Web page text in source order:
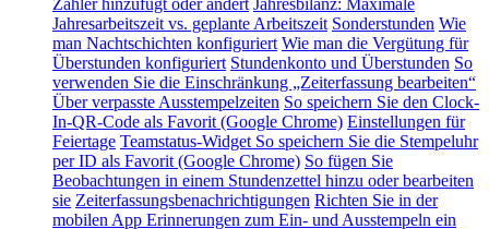
Jahresarbeitszeit vs. geplante Arbeitszeit Sonderstunden Wie
man Nachtschichten konfiguriert Wie man die Vergütung für
Überstunden konfiguriert Stundenkonto und Überstunden So
verwenden Sie die Einschränkung „Zeiterfassung bearbeiten“
Über verpasste Ausstempelzeiten So speichern Sie den Clock-
In-QR-Code als Favorit (Google Chrome) Einstellungen für
Feiertage Teamstatus-Widget So speichern Sie die Stempeluhr
per ID als Favorit (Google Chrome) So fügen Sie
Beobachtungen in einem Stundenzettel hinzu oder bearbeiten
sie Zeiterfassungsbenachrichtigungen Richten Sie in der
mobilen App Erinnerungen zum Ein- und Ausstempeln ein